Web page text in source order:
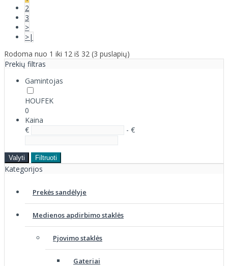
2
3
>
>|
Rodoma nuo 1 iki 12 iš 32 (3 puslapių)
Prekių filtras
Gamintojas
HOUFEK
0
Kaina
€
- €
Valyti Filtruoti
Kategorijos
Prekės sandėlyje
Medienos apdirbimo staklės
Pjovimo staklės
Gateriai